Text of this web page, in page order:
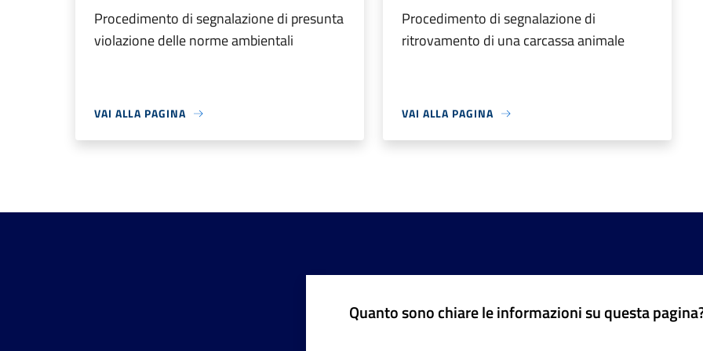
Procedimento di segnalazione di presunta
violazione delle norme ambientali
VAI ALLA PAGINA
Procedimento di segnalazione di
ritrovamento di una carcassa animale
VAI ALLA PAGINA
Quanto sono chiare le informazioni su questa